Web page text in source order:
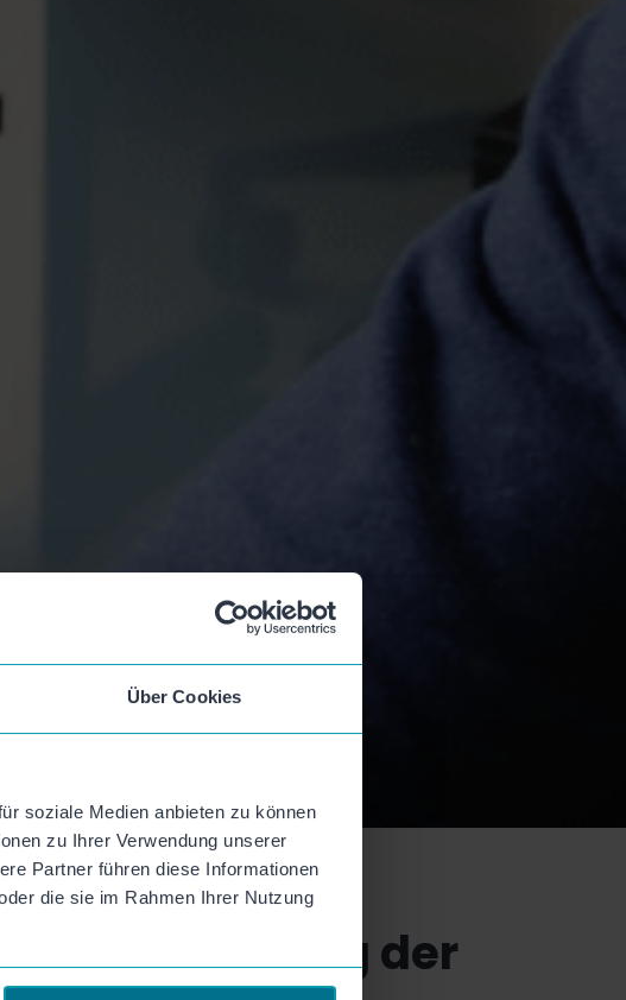
Über Cookies
soziale Medien anbieten zu können
zu Ihrer Verwendung unserer
Partner führen diese Informationen
die sie im Rahmen Ihrer Nutzung
2023 entlang der